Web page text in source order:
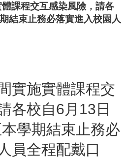
課程交互感染風險，請各
結束止務必落實進入校園人
實施實體課程交
各校自6月13日
學期結束止務必
員全程配戴口